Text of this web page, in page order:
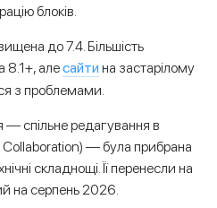
блоків.
до 7.4. Більшість
8.1+, алесайти на застарілому
з проблемами.
— спільне редагування в
Collaboration) — була прибрана
складнощі. Її перенесли на
на серпень 2026.